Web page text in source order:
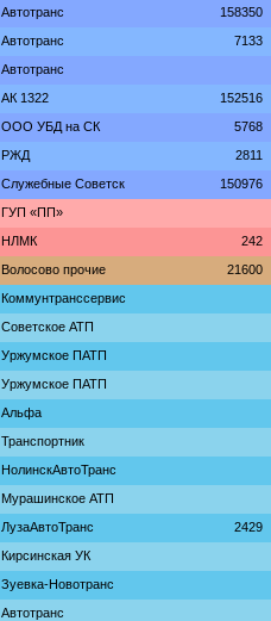
Автотранс 158350
Автотранс 7133
Автотранс
АК 1322 152516
ООО УБД на СК 5768
РЖД 2811
Служебные Советск 150976
ГУП «ПП»
НЛМК 242
Волосово прочие 21600
Коммунтранссервис
Советское АТП
Уржумское ПАТП
Уржумское ПАТП
Альфа
Транспортник
НолинскАвтоТранс
Мурашинское АТП
ЛузаАвтоТранс 2429
Кирсинская УК
Зуевка-Новотранс
Автотранс